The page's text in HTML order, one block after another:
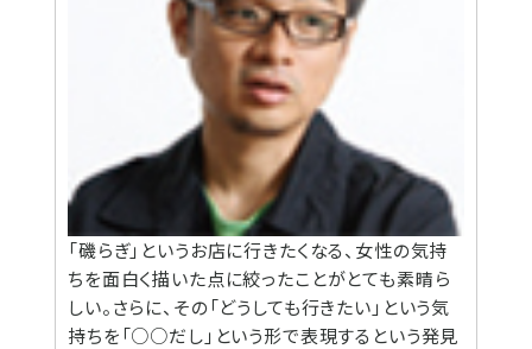
「磯らぎ」というお店に行きたくなる、女性の気持
ちを面白く描いた点に絞ったことがとても素晴ら
しい。さらに、その「どうしても行きたい」という気
持ちを「○○だし」という形で表現するという発見